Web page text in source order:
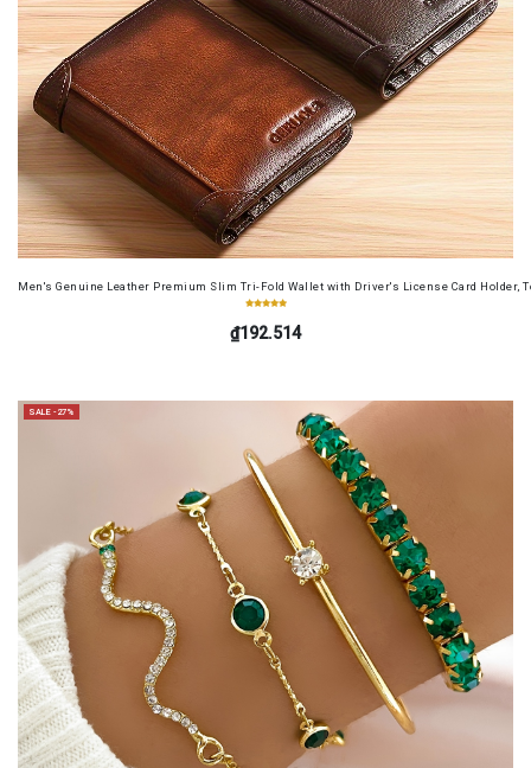
Men's Genuine Leather Premium Slim Tri-Fold Wallet with Driver's License Card Holder,
₫192.514
SALE -27%